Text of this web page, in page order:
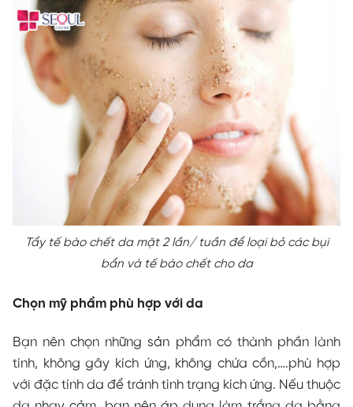
Tẩy tế bào chết da mặt 2 lần/ tuần để loại bỏ các bụi
bẩn và tế bào chết cho da
Chọn mỹ phẩm phù hợp với da
Bạn nên chọn những sản phẩm có thành phần lành
tính, không gây kích ứng, không chứa cồn,….phù hợp
với đặc tính da để tránh tình trạng kích ứng. Nếu thuộc